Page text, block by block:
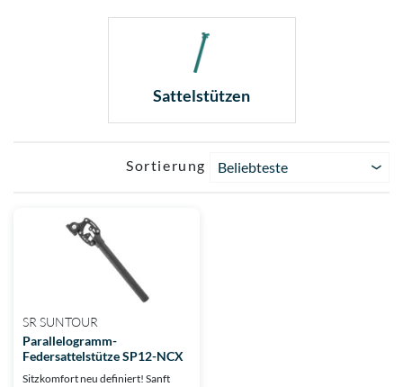
Sattelstützen
Sortierung Beliebteste
SR SUNTOUR
Parallelogramm-
Federsattelstütze SP12-NCX
Sitzkomfort neu definiert! Sanft